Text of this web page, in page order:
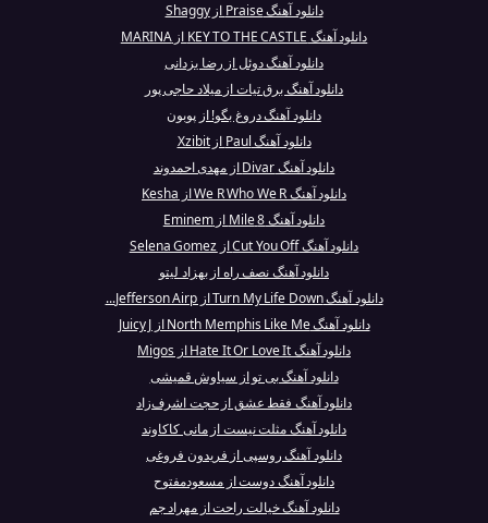
دانلود آهنگ Praise از Shaggy
دانلود آهنگ KEY TO THE CASTLE از MARINA
دانلود آهنگ دوئل از رضا یزدانی
دانلود آهنگ برق تیات از میلاد حاجی پور
دانلود آهنگ دروغ بگو! از پوبون
دانلود آهنگ Paul از Xzibit
دانلود آهنگ Divar از مهدی احمدوند
دانلود آهنگ We R Who We R از Kesha
دانلود آهنگ 8 Mile از Eminem
دانلود آهنگ Cut You Off از Selena Gomez
دانلود آهنگ نصف راه از بهزاد لیتو
دانلود آهنگ Turn My Life Down از Jefferson Airp...
دانلود آهنگ North Memphis Like Me از Juicy J
دانلود آهنگ Hate It Or Love It از Migos
دانلود آهنگ بی تو از سیاوش قمیشی
دانلود آهنگ فقط عشق از حجت اشرف‌زاد
دانلود آهنگ مثلت نیست از مانی کاکاوند
دانلود آهنگ روسپی از فریدون فروغی
دانلود آهنگ دوست از مسعودمفتوح
دانلود آهنگ خیالت راحت از مهراد جم